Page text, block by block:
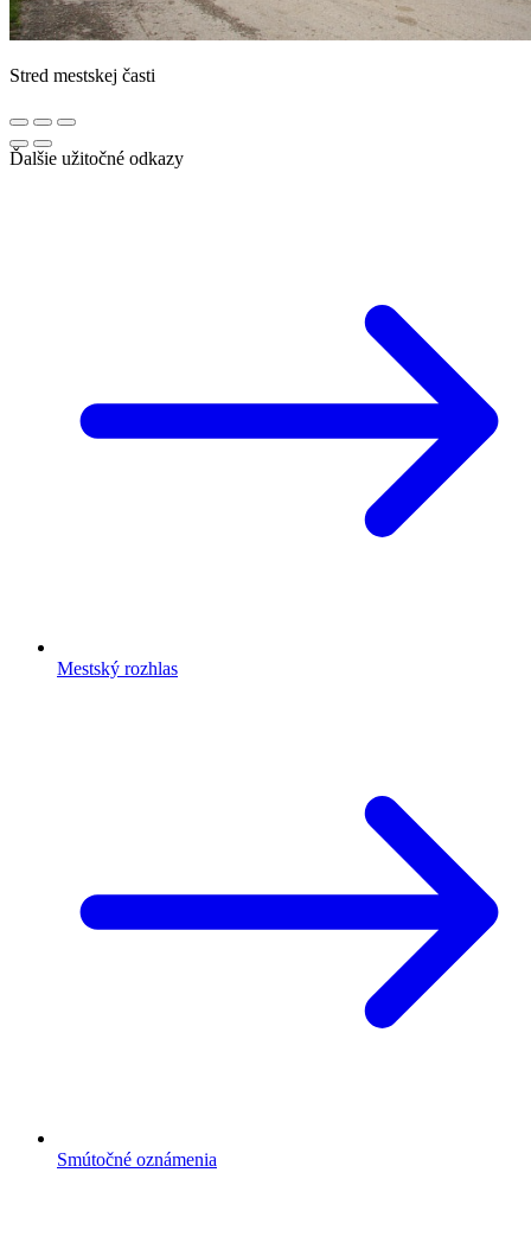
Stred mestskej časti
Ďalšie užitočné odkazy
Mestský rozhlas
Smútočné oznámenia